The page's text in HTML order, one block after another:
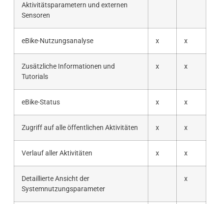
Aktivitätsparametern und externen
Sensoren
eBike-Nutzungsanalyse x x
Zusätzliche Informationen und
Tutorials
x x
eBike-Status x x
Zugriff auf alle öffentlichen Aktivitäten x x
Verlauf aller Aktivitäten x x
Detaillierte Ansicht der
Systemnutzungsparameter
x